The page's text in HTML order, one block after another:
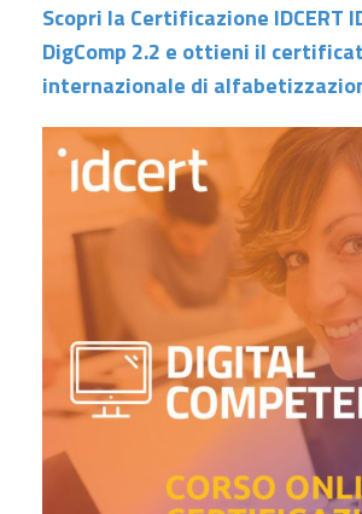
Scopri la Certificazione IDCERT
DigComp 2.2 e ottieni il
internazionale di